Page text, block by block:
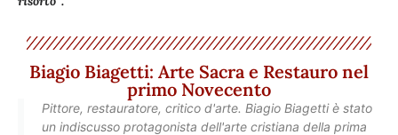
Biagio Biagetti: Arte Sacra e Restauro nel
primo Novecento
Pittore, restauratore, critico d'arte. Biagio Biagetti è stato
un indiscusso protagonista dell'arte cristiana della prima